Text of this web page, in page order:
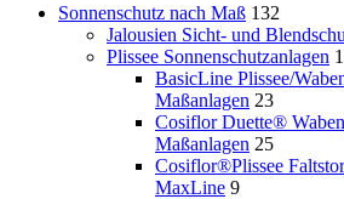
Sonnenschutz nach Maß 132
Jalousien Sicht- und
Plissee Sonnenschutzanlagen
BasicLine Plissee/
Maßanlagen 23
Cosiflor Duette®
Maßanlagen 25
Cosiflor®Plissee
MaxLine 9